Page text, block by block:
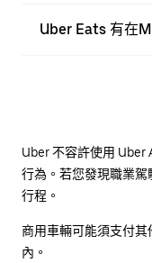
Uber Eats 有在
Uber 不容許使用 Uber
行為。若您發現職業
行程。
商用車輛可能須支付
內。